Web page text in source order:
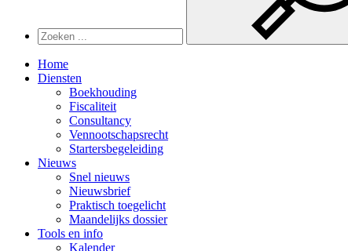
Home
Diensten
Boekhouding
Fiscaliteit
Consultancy
Vennootschapsrecht
Startersbegeleiding
Nieuws
Snel nieuws
Nieuwsbrief
Praktisch toegelicht
Maandelijks dossier
Tools en info
Kalender